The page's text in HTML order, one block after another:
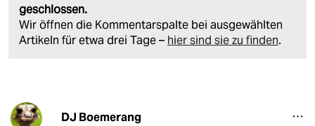
geschlossen.
Wir öffnen die Kommentarspalte bei ausgewählten
Artikeln für etwa drei Tage – hier sind sie zu finden.
DJ Boemerang